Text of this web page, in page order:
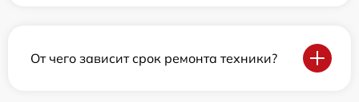
От чего зависит срок ремонта техники?